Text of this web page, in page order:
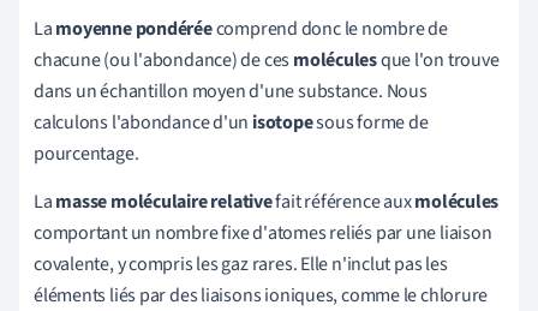
Lamoyenne pondéréecomprend donc le nombre de
chacune (ou l'abondance) de cesmoléculesque l'on trouve
dans un échantillon moyen d'une substance. Nous
calculons l'abondance d'un isotopesous forme de
pourcentage.
Lamasse moléculaire relativefait référence auxmolécules
comportant un nombre fixe d'atomes reliés par une liaison
covalente, y compris les gaz rares. Elle n'inclut pas les
éléments liés par des liaisons ioniques, comme le chlorure